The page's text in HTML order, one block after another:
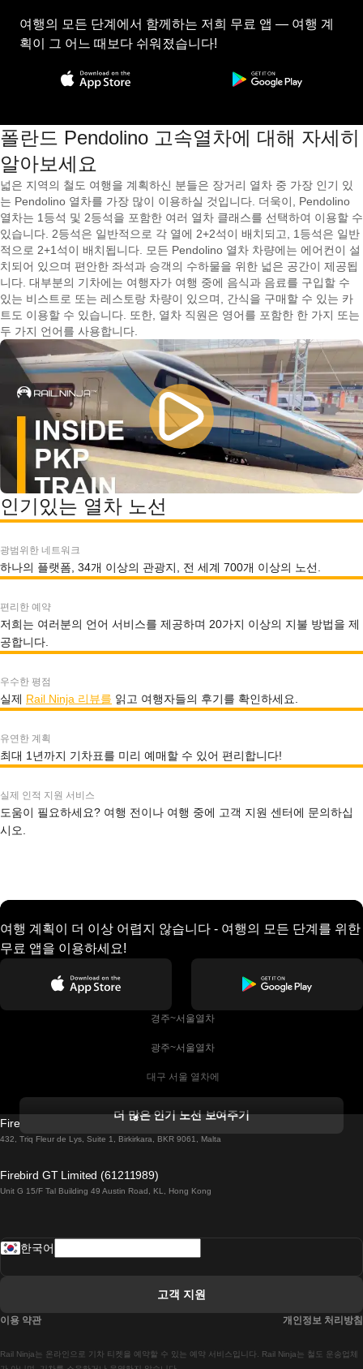
여행의 모든 단계에서 함께하는 저희 무료 앱 — 여행 계
획이 그 어느 때보다 쉬워졌습니다!
폴란드 Pendolino 고속열차에 대해 자세히
알아보세요
넓은 지역의 철도 여행을 계획하신 분들은 장거리 열차 중 가장 인기 있
는 Pendolino 열차를 가장 많이 이용하실 것입니다. 더욱이, Pendolino
열차는 1등석 및 2등석을 포함한 여러 열차 클래스를 선택하여 이용할 수
있습니다. 2등석은 일반적으로 각 열에 2+2석이 배치되고, 1등석은 일반
적으로 2+1석이 배치됩니다. 모든 Pendolino 열차 차량에는 에어컨이 설
치되어 있으며 편안한 좌석과 승객의 수하물을 위한 넓은 공간이 제공됩
니다. 대부분의 기차에는 여행자가 여행 중에 음식과 음료를 구입할 수
있는 비스트로 또는 레스토랑 차량이 있으며, 간식을 구매할 수 있는 카
트도 이용할 수 있습니다. 또한, 열차 직원은 영어를 포함한 한 가지 또는
두 가지 언어를 사용합니다.
인기있는 열차 노선
광범위한 네트워크
하나의 플랫폼, 34개 이상의 관광지, 전 세계 700개 이상의 노선.
편리한 예약
저희는 여러분의 언어 서비스를 제공하며 20가지 이상의 지불 방법을 제
공합니다.
우수한 평점
실제 Rail Ninja 리뷰를 읽고 여행자들의 후기를 확인하세요.
유연한 계획
최대 1년까지 기차표를 미리 예매할 수 있어 편리합니다!
실제 인적 지원 서비스
도움이 필요하세요? 여행 전이나 여행 중에 고객 지원 센터에 문의하십
시오.
여행 계획이 더 이상 어렵지 않습니다 - 여행의 모든 단계를 위한
무료 앱을 이용하세요!
경주~서울열차
광주~서울열차
대구 서울 열차에
더블린에서 골웨이 열차
로마에서 나폴리 열차
더 많은 인기 노선 보여주기
Firebird GT Limited (OC 1451)
432, Triq Fleur de Lys, Suite 1, Birkirkara, BKR 9061, Malta
Firebird GT Limited (61211989)
Unit G 15/F Tal Building 49 Austin Road, KL, Hong Kong
Rail Ninja는 온라인으로 기차 티켓을 예약할 수 있는 예약 서비스입니다. Rail Ninja는 철도 운송업체
한국어
고객 지원
이용 약관 개인정보 처리방침